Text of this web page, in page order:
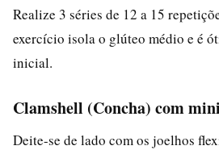
Realize 3 séries de 12 a 15
exercício isola o glúteo médio e é
inicial.
Clamshell (Concha) com
Deite-se de lado com os joelhos